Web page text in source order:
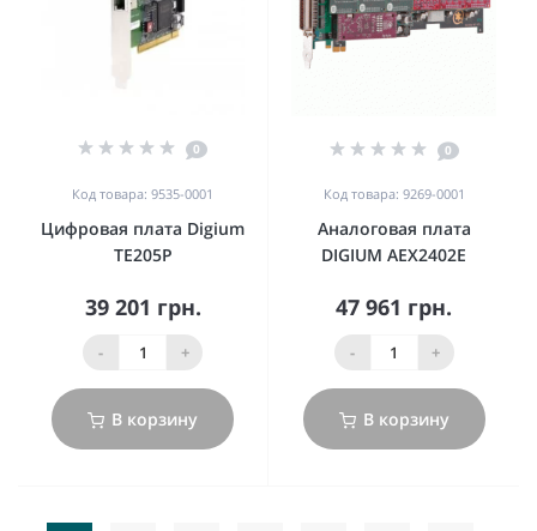
0
Код товара: 9535-0001
Цифровая плата Digium
TE205P
39 201 грн.
- +
В корзину
0
Код товара: 9269-0001
Аналоговая плата
DIGIUM AEX2402E
47 961 грн.
- +
В корзину